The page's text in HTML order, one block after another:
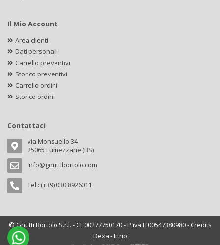
Il Mio Account
Area clienti
Dati personali
Carrello preventivi
Storico preventivi
Carrello ordini
Storico ordini
Contattaci
via Monsuello 34
25065 Lumezzane (BS)
info@gnuttibortolo.com
Tel.: (+39) 030 8926011
© Gnutti Bortolo S.r.l. - CF 00277750170 - P.iva IT00547380980 - Credits
Dexa - Ittrio